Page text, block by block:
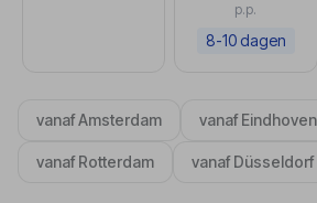
p.p.
8-10 dagen
vanaf Amsterdam vanaf Eindhoven
vanaf Rotterdam vanaf Düsseldorf